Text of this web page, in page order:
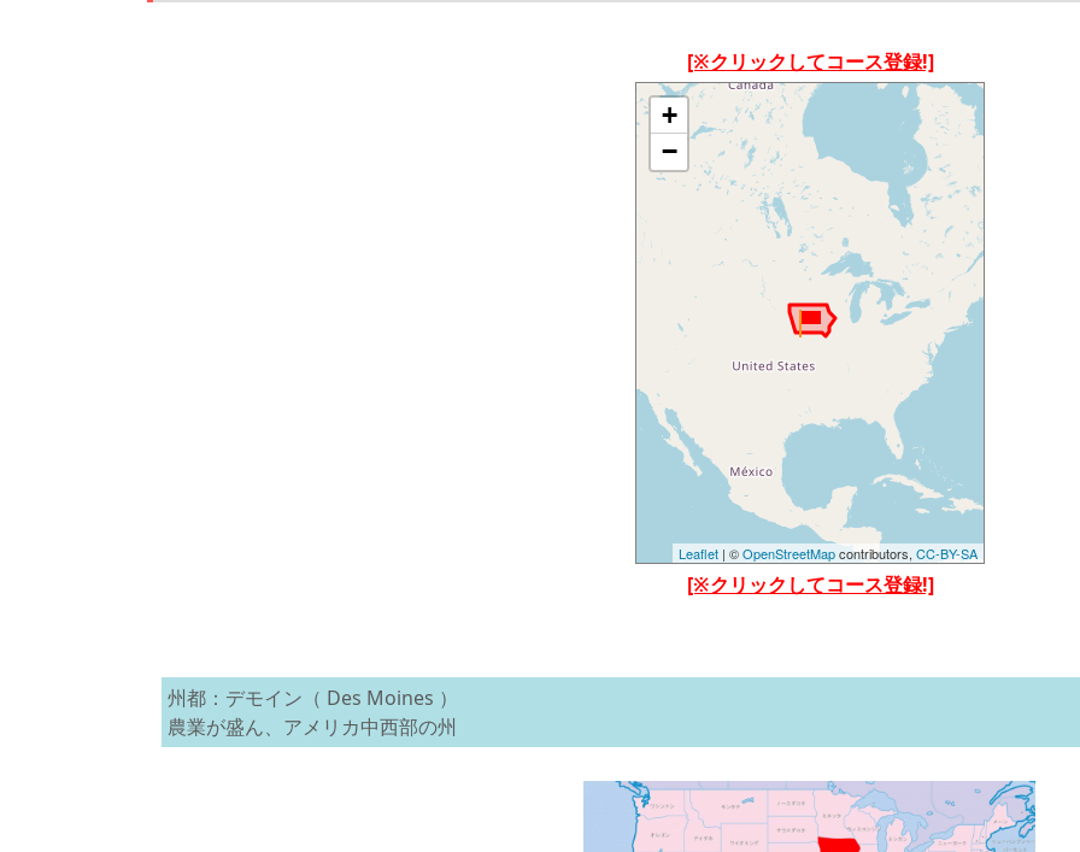
[※クリックしてコース登録!]
地図を読み込み中です......
しばらくたっても読み込まれない場合は、
設定等で位置情報を許可してご覧ください。(当アプ
リの位置情報の他、Chormeブラウザの位置情報も許
可してみてください)
+
−
Leaflet | ©OpenStreetMapcontributors, CC-BY-SA
[※クリックしてコース登録!]
州都：デモイン（ Des Moines ）
農業が盛ん、アメリカ中西部の州